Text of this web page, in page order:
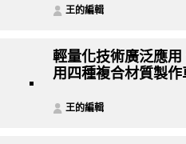
王的編輯
輕量化技術廣泛應
用四種複合材質製作
王的編輯